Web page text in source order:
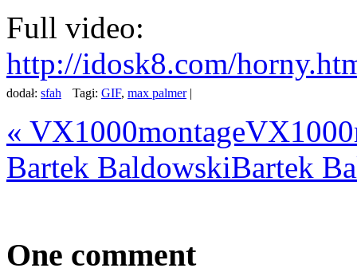
Full video:
http://idosk8.com/
dodał: sfah Tagi: GIF, max palmer |
« VX1000montage
Bartek BaldowskiBartek
One comment